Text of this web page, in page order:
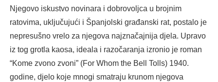
Njegovo iskustvo novinara i dobrovoljca u brojnim
ratovima, uključujući i Španjolski građanski rat, postalo je
nepresušno vrelo za njegova najznačajnija djela. Upravo
iz tog grotla kaosa, ideala i razočaranja izronio je roman
“Kome zvono zvoni” (For Whom the Bell Tolls) 1940.
godine, djelo koje mnogi smatraju krunom njegova